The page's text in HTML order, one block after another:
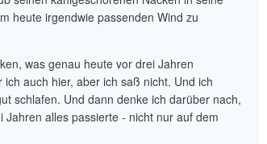
heute irgendwie passenden Wind zu
was genau heute vor drei Jahren
ich auch hier, aber ich saß nicht. Und ich
schlafen. Und dann denke ich darüber nach,
Jahren alles passierte - nicht nur auf dem